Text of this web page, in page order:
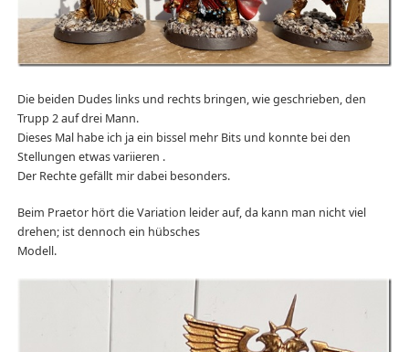
Die beiden Dudes links und rechts bringen, wie geschrieben, den
Trupp 2 auf drei Mann.
Dieses Mal habe ich ja ein bissel mehr Bits und konnte bei den
Stellungen etwas variieren .
Der Rechte gefällt mir dabei besonders.
Beim Praetor hört die Variation leider auf, da kann man nicht viel
drehen; ist dennoch ein hübsches
Modell.